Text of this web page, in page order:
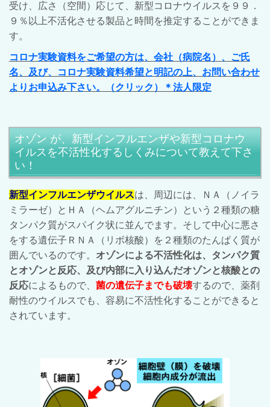
受け、広さ（空間）応じて、新型コロナウイルスを９９．
９％以上不活化させる製品と時間を推定することができま
す。
コロナ実験資料をご希望の方は、会社（病院名）、ご氏
名、及び、コロナ実験資料希望と明記の上、お問い合わせ
よりお申込み下さい。（クリック）＊法人限定
オゾン が、新型インフルエンザや新型コロナウ
イルスを不活性化するしくみについて教えて下さ
い！
新型インフルエンザウイルスは、周辺には、ＮＡ（ノイラ
ミラーゼ）とＨＡ（ヘムアグルニチン）という２種類の糖
タンパク質がスパイク状に並んでます。そして中心に悪さ
をする遺伝子ＲＮＡ（リボ核酸）を２種類のたんぱく質が
囲んでいるのです。 オゾンによる不活性化は、タンパク質
とオゾンと反応、及び内部に入り込んだオゾンと核酸との
反応によるもので、 菌の遺伝子までも破壊するので、薬剤
耐性のウイルスでも、容易に不活性化することができると
されています。